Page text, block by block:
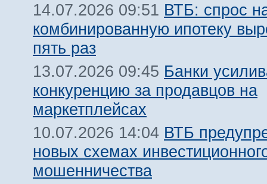
14.07.2026 09:51 ВТБ: спрос
комбинированную ипотеку
пять раз
13.07.2026 09:45 Банки
конкуренцию за продавцов на
маркетплейсах
10.07.2026 14:04 ВТБ
новых схемах
мошенничества